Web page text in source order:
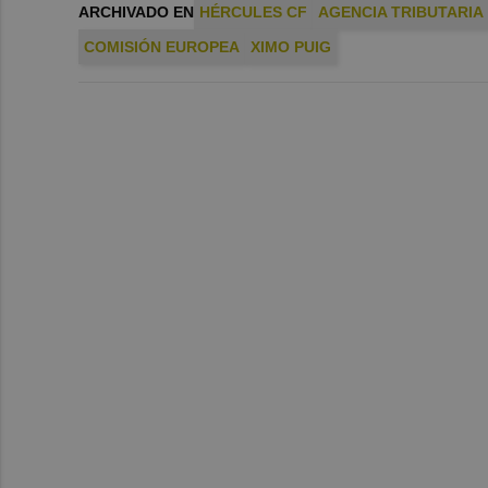
ARCHIVADO EN HÉRCULES CF AGENCIA TRIBUTARIA
COMISIÓN EUROPEA
XIMO PUIG